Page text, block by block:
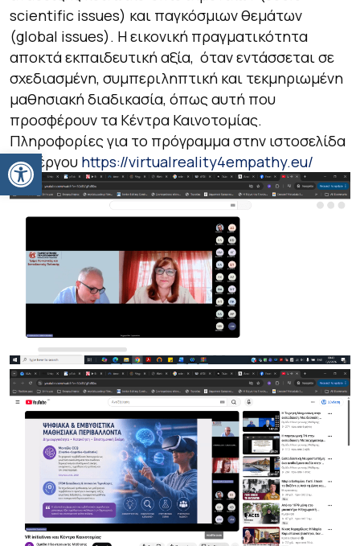
Ανοίξτε τη γραμμή εργαλείων
scientific issues) και παγκόσμιων θεμάτων
(global issues). Η εικονική πραγματικότητα
αποκτά εκπαιδευτική αξία, όταν εντάσσεται σε
σχεδιασμένη, συμπεριληπτική και τεκμηριωμένη
μαθησιακή διαδικασία, όπως αυτή που
προσφέρουν τα Κέντρα Καινοτομίας.
Πληροφορίες για το πρόγραμμα στην ιστοσελίδα
του έργου https://virtualreality4empathy.eu/